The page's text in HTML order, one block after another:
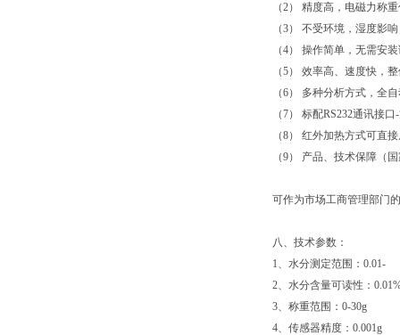
（2） 精度高，电磁力称
（3） 不受环境，湿度影
（4） 操作简单，无需安
（5） 效率高、速度快，
（6） 多种分析方式，全
（7） 标配RS232通讯接
（8） 红外加热方式可直
（9） 产品、技术保障（
可作为市场工商管理部门
八、技术参数：
1、水分测定范围：0.01-
2、水分含量可读性：
3、称重范围：0-30g
4、传感器精度：0.001g